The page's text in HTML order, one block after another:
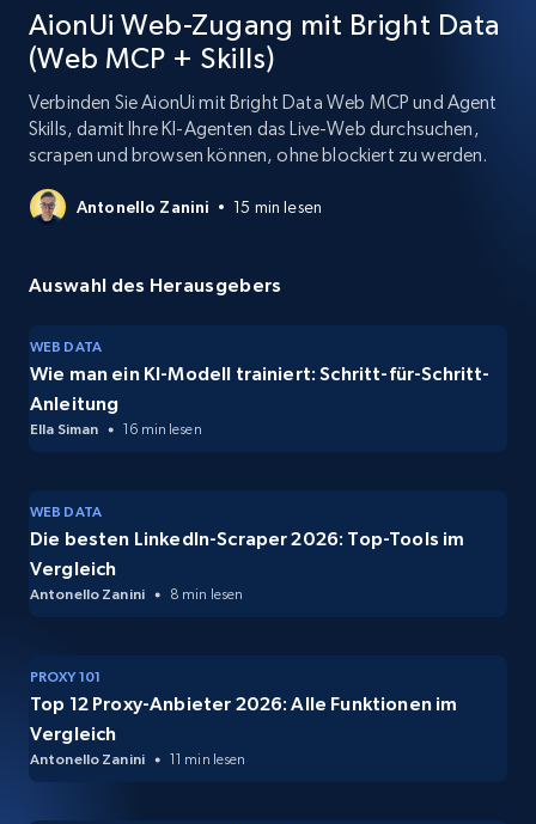
AionUi Web-Zugang mit Bright Data
(Web MCP + Skills)
Verbinden Sie AionUi mit Bright Data Web MCP und Agent
Skills, damit Ihre KI-Agenten das Live-Web durchsuchen,
scrapen und browsen können, ohne blockiert zu werden.
Antonello Zanini 15 min lesen
Auswahl des Herausgebers
WEB DATA
Wie man ein KI-Modell trainiert: Schritt-für-Schritt-
Anleitung
Ella Siman 16 min lesen
WEB DATA
Die besten LinkedIn-Scraper 2026: Top-Tools im
Vergleich
Antonello Zanini 8 min lesen
PROXY 101
Top 12 Proxy-Anbieter 2026: Alle Funktionen im
Vergleich
Antonello Zanini 11 min lesen